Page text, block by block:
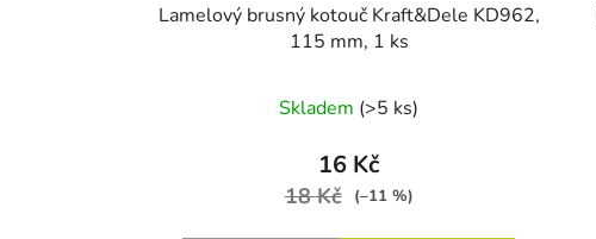
Lamelový brusný kotouč Kraft&Dele KD962,
115 mm, 1 ks
Skladem (>5 ks)
16 Kč
18 Kč (–11 %)